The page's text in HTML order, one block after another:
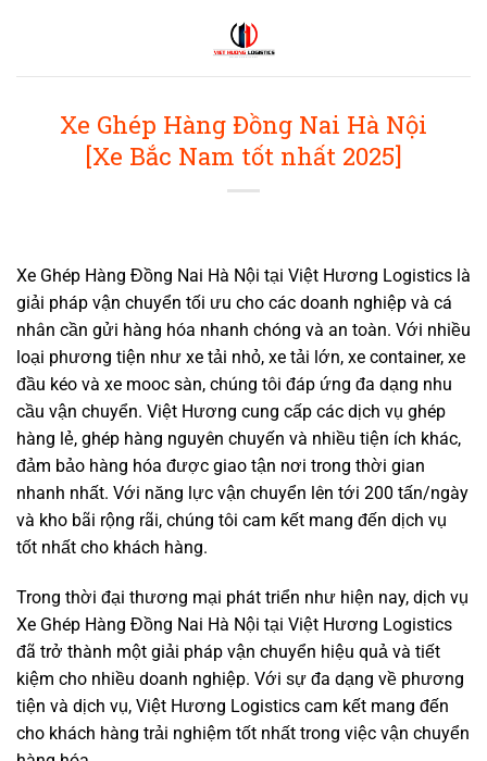
Xe Ghép Hàng Đồng Nai Hà Nội
[Xe Bắc Nam tốt nhất 2025]
Xe Ghép Hàng Đồng Nai Hà Nội tại Việt Hương Logistics là
giải pháp vận chuyển tối ưu cho các doanh nghiệp và cá
nhân cần gửi hàng hóa nhanh chóng và an toàn. Với nhiều
loại phương tiện như xe tải nhỏ, xe tải lớn, xe container, xe
đầu kéo và xe mooc sàn, chúng tôi đáp ứng đa dạng nhu
cầu vận chuyển. Việt Hương cung cấp các dịch vụ ghép
hàng lẻ, ghép hàng nguyên chuyến và nhiều tiện ích khác,
đảm bảo hàng hóa được giao tận nơi trong thời gian
nhanh nhất. Với năng lực vận chuyển lên tới 200 tấn/ngày
và kho bãi rộng rãi, chúng tôi cam kết mang đến dịch vụ
tốt nhất cho khách hàng.
Trong thời đại thương mại phát triển như hiện nay, dịch vụ
Xe Ghép Hàng Đồng Nai Hà Nội tại Việt Hương Logistics
đã trở thành một giải pháp vận chuyển hiệu quả và tiết
kiệm cho nhiều doanh nghiệp. Với sự đa dạng về phương
tiện và dịch vụ, Việt Hương Logistics cam kết mang đến
cho khách hàng trải nghiệm tốt nhất trong việc vận chuyển